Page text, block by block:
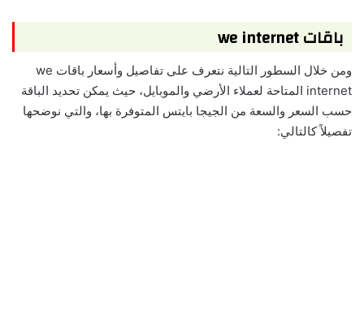
باقات we internet
ومن خلال السطور التالية نتعرف على تفاصيل وأسعار باقات we
internet المتاحة لعملاء الأرضي والموبايل، حيث يمكن تحديد الباقة
حسب السعر والسعة من الجيجا بايتس المتوفرة بها، والتي نوضحها
تفصيلاً كالتالي: